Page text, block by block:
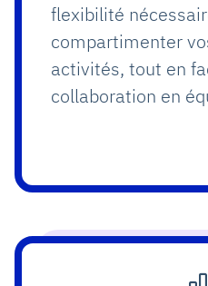
flexibilité
compartimenter
activités, tout en
collaboration en